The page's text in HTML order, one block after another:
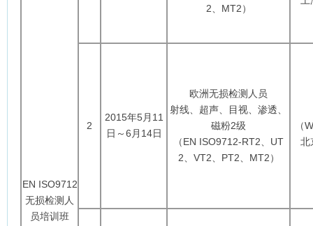
EN ISO9712
无损检测人
员培训班
2、MT2）
2
2015年5月11
日～6月14日
欧洲无损检测人员
射线、超声、目视、渗透、
磁粉2级
（EN ISO9712-RT2、UT
2、VT2、PT2、MT2）
（
北